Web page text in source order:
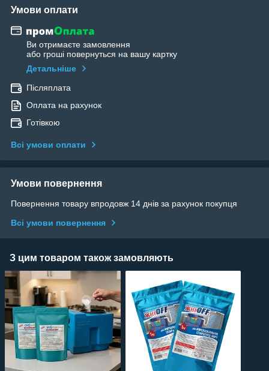
Умови оплати
Ви отримаєте замовлення
або гроші повернуться на вашу картку
Детальніше
Післяплата
Оплата на рахунок
Готівкою
Всі умови оплати
Умови повернення
Повернення товару впродовж 14 днів за рахунок покупця
Всі умови повернення
З цим товаром також замовляють